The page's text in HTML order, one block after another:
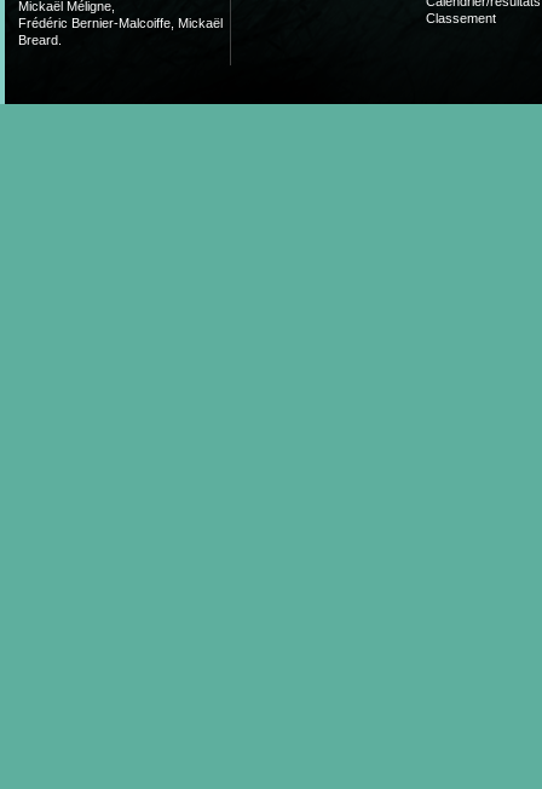
Mickaël Méligne,
Frédéric Bernier-Malcoiffe, Mickaël
Breard.
Classement